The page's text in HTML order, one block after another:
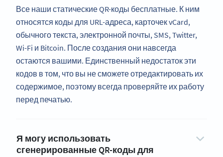
Все наши статические QR-коды бесплатные. К ним
относятся коды для URL-адреса, карточек vCard,
обычного текста, электронной почты, SMS, Twitter,
Wi-Fi и Bitcoin. После создания они навсегда
остаются вашими. Единственный недостаток эти
кодов в том, что вы не сможете отредактировать их
содержимое, поэтому всегда проверяйте их работу
перед печатью.
Я могу использовать
сгенерированные QR-коды для